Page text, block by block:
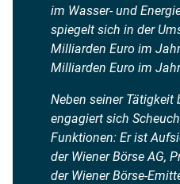
im Wasser- und
spiegelt sich in der
Milliarden Euro im
Milliarden Euro im
Neben seiner Tätigkeit
engagiert sich
Funktionen: Er ist
der Wiener Börse AG,
der Wiener Börse-